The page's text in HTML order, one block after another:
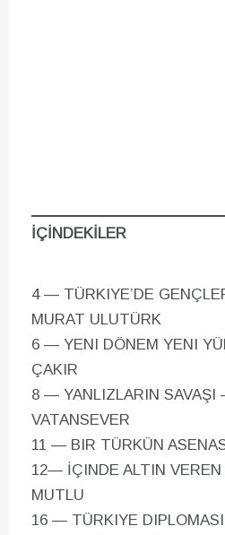
İÇİNDEKİLER
4 — TÜRKIYE’DE
MURAT ULUTÜRK
6 — YENI DÖNEM YENI
ÇAKIR
8 — YANLIZLARIN SAVAŞI
VATANSEVER
11 — BIR TÜRKÜN
12— İÇINDE ALTIN VEREN
MUTLU
16 — TÜRKIYE